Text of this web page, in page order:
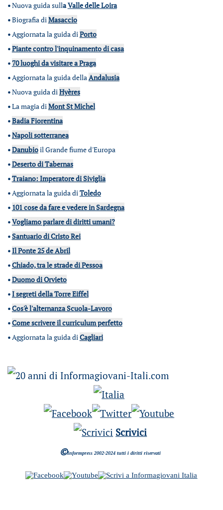
•Nuova guida sullaValle delle Loira
•Biografia diMasaccio
•Aggiornata la guida diPorto
•Piante contro l'inquinamento di casa
• 70 luoghi da visitare a Praga
•Aggiornata la guida dellaAndalusia
•Nuova guida diHyères
•La magia diMont St Michel
•Badia Fiorentina
•Napoli sotterranea
•Danubioil Grande fiume d'Europa
•Deserto di Tabernas
•Traiano: Imperatore di Siviglia
•Aggiornata la guida diToledo
• 101 cose da fare e vedere in Sardegna
•Vogliamo parlare di diritti umani?
•Santuario di Cristo Rei
•Il Ponte 25 de Abril
•Chiado, tra le strade di Pessoa
•Duomo di Orvieto
•I segreti della Torre Eiffel
•Cos'è l'alternanza Scuola-Lavoro
•Come scrivere il curriculum perfetto
•Aggiornata la guida diCagliari
Scrivici
©Informpress 2002-2024 tutti i diritti riservati